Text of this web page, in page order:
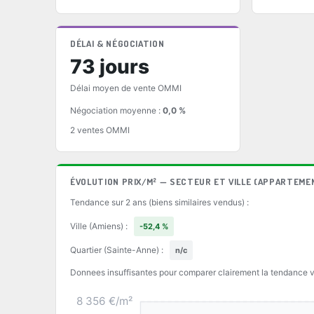
DÉLAI & NÉGOCIATION
73 jours
Délai moyen de vente OMMI
Négociation moyenne : 0,0 %
2 ventes OMMI
ÉVOLUTION PRIX/M² — SECTEUR ET VILLE
Tendance sur 2 ans (biens similaires vendus) :
Ville (Amiens) : -52,4 %
Quartier (Sainte-Anne) : n/c
Donnees insuffisantes pour comparer clairement la tendance
8 356 €/m²